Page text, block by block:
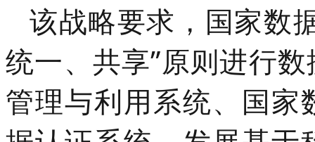
该战略要求，国家数
统一、共享”原则进行
管理与利用系统、国